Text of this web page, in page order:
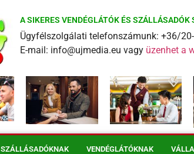
A SIKERES VENDÉGLÁTÓK ÉS
Ügyfélszolgálati telefonszámunk: +36/
E-mail: info@ujmedia.eu vagy üzenhet a
SZÁLLÁSADÓKNAK VENDÉGLÁTÓKNAK